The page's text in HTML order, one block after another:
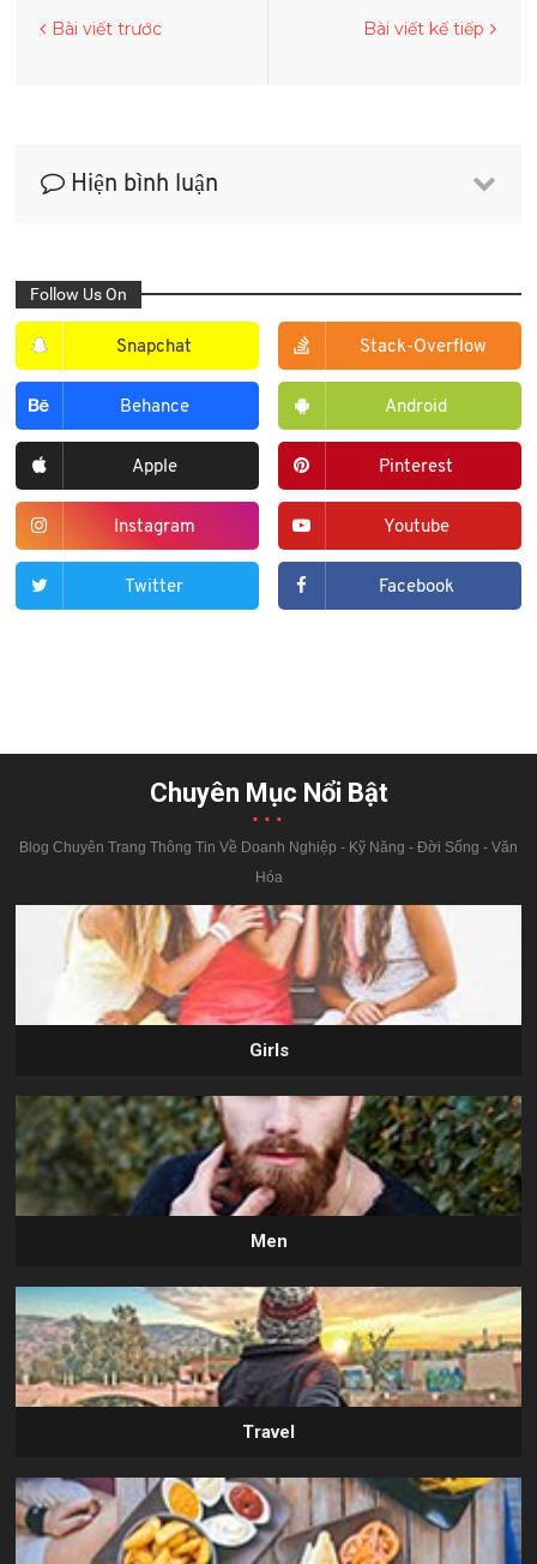
Bài viết kế tiếp
Bài viết trước
Hiện bình luận
Follow Us On
Snapchat Stack-Overflow
Behance Android
Apple Pinterest
Instagram Youtube
Twitter Facebook
Chuyên Mục Nổi Bật
...
Blog Chuyên Trang Thông Tin Về Doanh Nghiệp - Kỹ Năng - Đời Sống - Văn
Hóa
Girls
Men
Travel